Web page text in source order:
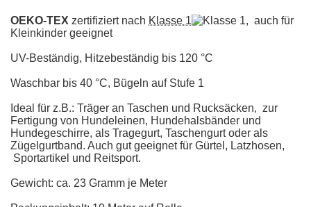
OEKO-TEX zertifiziert nach Klasse 1
, auch für
Kleinkinder geeignet
UV-Beständig, Hitzebeständig bis 120 °C
Waschbar bis 40 °C, Bügeln auf Stufe 1
Ideal für z.B.: Träger an Taschen und Rucksäcken, zur
Fertigung von Hundeleinen, Hundehalsbänder und
Hundegeschirre, als Tragegurt, Taschengurt oder als
Zügelgurtband. Auch gut geeignet für Gürtel, Latzhosen,
Sportartikel und Reitsport.
Gewicht: ca. 23 Gramm je Meter